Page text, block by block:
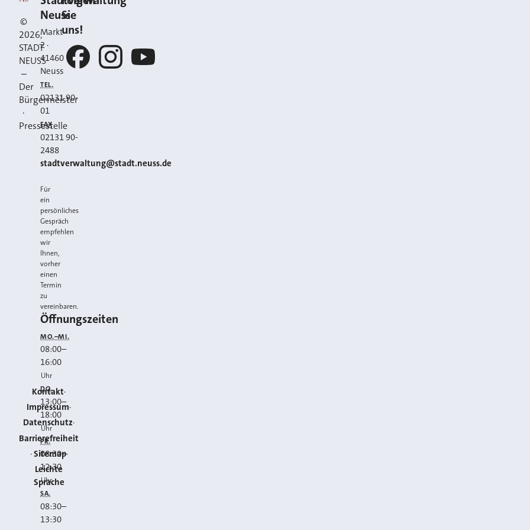
©
2026,
STADT
NEUSS
–
Der
Bürgermeister
·
Pressestelle
Kontakt
Impressum
Datenschutz
Barrierefreiheit
Sitemap
Leichte
Sprache
Kontakt
Neuss
Markt
2 ·
41460
Neuss
TEL.
02131 90-
01
FAX
02131 90-
2488
E-MAIL
stadtverwaltung@stadt.neuss.de
Für
ein
persönliches
Gespräch
empfehlen
wir
Ihnen,
vorher
einen
Termin
zu
vereinbaren.
Öffnungszeiten
MO.–MI.
08:00–
16:00
Uhr
DO.
13:00–
18:00
Uhr
FR.
08:30–
12:30
Uhr
SA.
08:30–
13:30
Sie
uns!